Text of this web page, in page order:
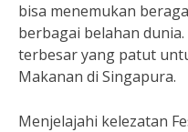
bisa menemukan
berbagai belahan
terbesar yang patut
Makanan di Singapura.
Menjelajahi kelezatan